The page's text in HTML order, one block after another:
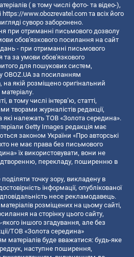
( в тому числі фото- та відео-),
https://www.obozrevatel.com та всіх його
суворо заборонено.
при отриманні письмового дозволу
обов'язкового посилання на сайт
- при отриманні письмового
та за умови обов'язкового
для пошукових систем,
OBOZ.UA за посиланням
, на якій розміщено оригінальний
в тому числі інтерв’ю, статті,
творами журналістів редакції,
які належать ТОВ «Золота середина».
Getty Images редакція має
законом України «Про авторські
не має права без письмового
їх використовувати, вони не
перекладу, поширенню в
точку зору, викладену в
інформації, опублікованої
несе рекламодавець.
розміщених на цьому сайті,
на сторінку цього сайту,
якого іншого згадування, але без
ТОВ «Золота середина»
матеріалів буде вважатися: будь-яке
наступне поширення,